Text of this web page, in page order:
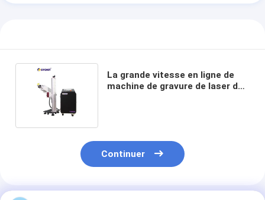
La grande vitesse en ligne de
machine de gravure de laser de
Continuer